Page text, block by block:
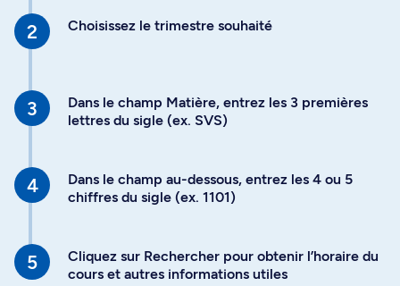
Choisissez le trimestre souhaité
Dans le champ Matière, entrez les 3 premières
lettres du sigle (ex. SVS)
Dans le champ au-dessous, entrez les 4 ou 5
chiffres du sigle (ex. 1101)
Cliquez sur Rechercher pour obtenir l’horaire du
cours et autres informations utiles